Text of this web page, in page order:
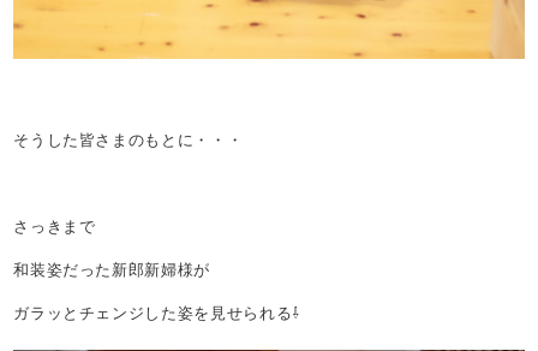
そうした皆さまのもとに・・・
さっきまで
和装姿だった新郎新婦様が
ガラッとチェンジした姿を見せられる⇩